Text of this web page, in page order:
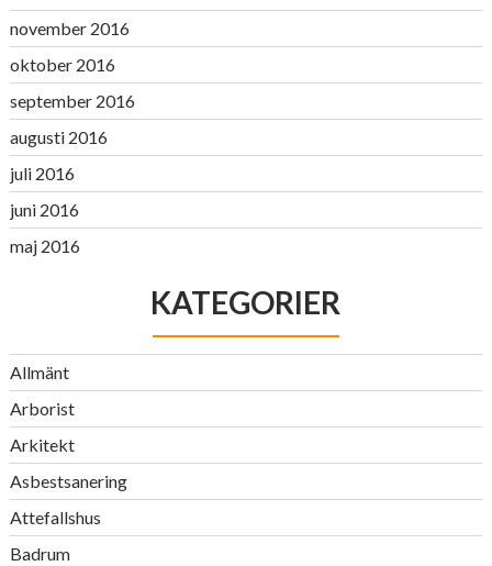
november 2016
oktober 2016
september 2016
augusti 2016
juli 2016
juni 2016
maj 2016
KATEGORIER
Allmänt
Arborist
Arkitekt
Asbestsanering
Attefallshus
Badrum